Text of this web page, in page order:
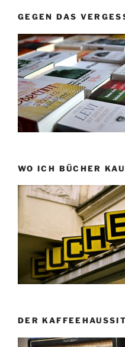
GEGEN DAS
WO ICH BÜCHER
DER